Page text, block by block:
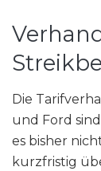
Die
und Ford
es bisher
kurzfristig